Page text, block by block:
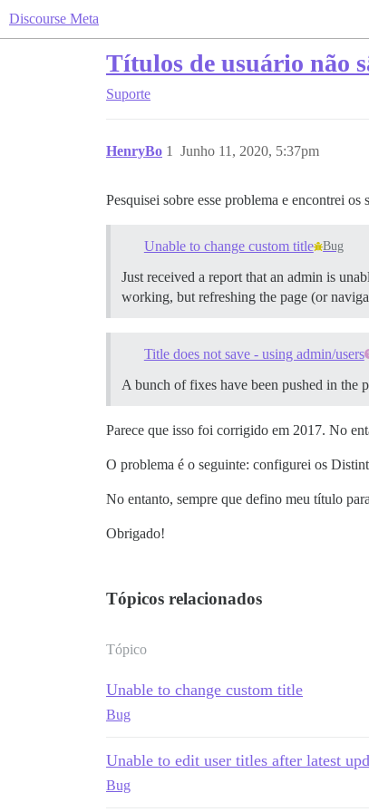
Discourse Meta
Títulos de usuário não
Suporte
HenryBo Junho 11, 2020, 5:37pm
1
Pesquisei sobre esse problema e encontrei
Unable to change custom title Bug
Just received a report that an admin is
working, but refreshing the page (or
Title does not save - using admin/users
A bunch of fixes have been pushed in the
Parece que isso foi corrigido em 2017. No
O problema é o seguinte: configurei os
No entanto, sempre que defino meu título
Obrigado!
Tópicos relacionados
Tópico
Unable to change custom title
Bug
Unable to edit user titles after latest
Bug